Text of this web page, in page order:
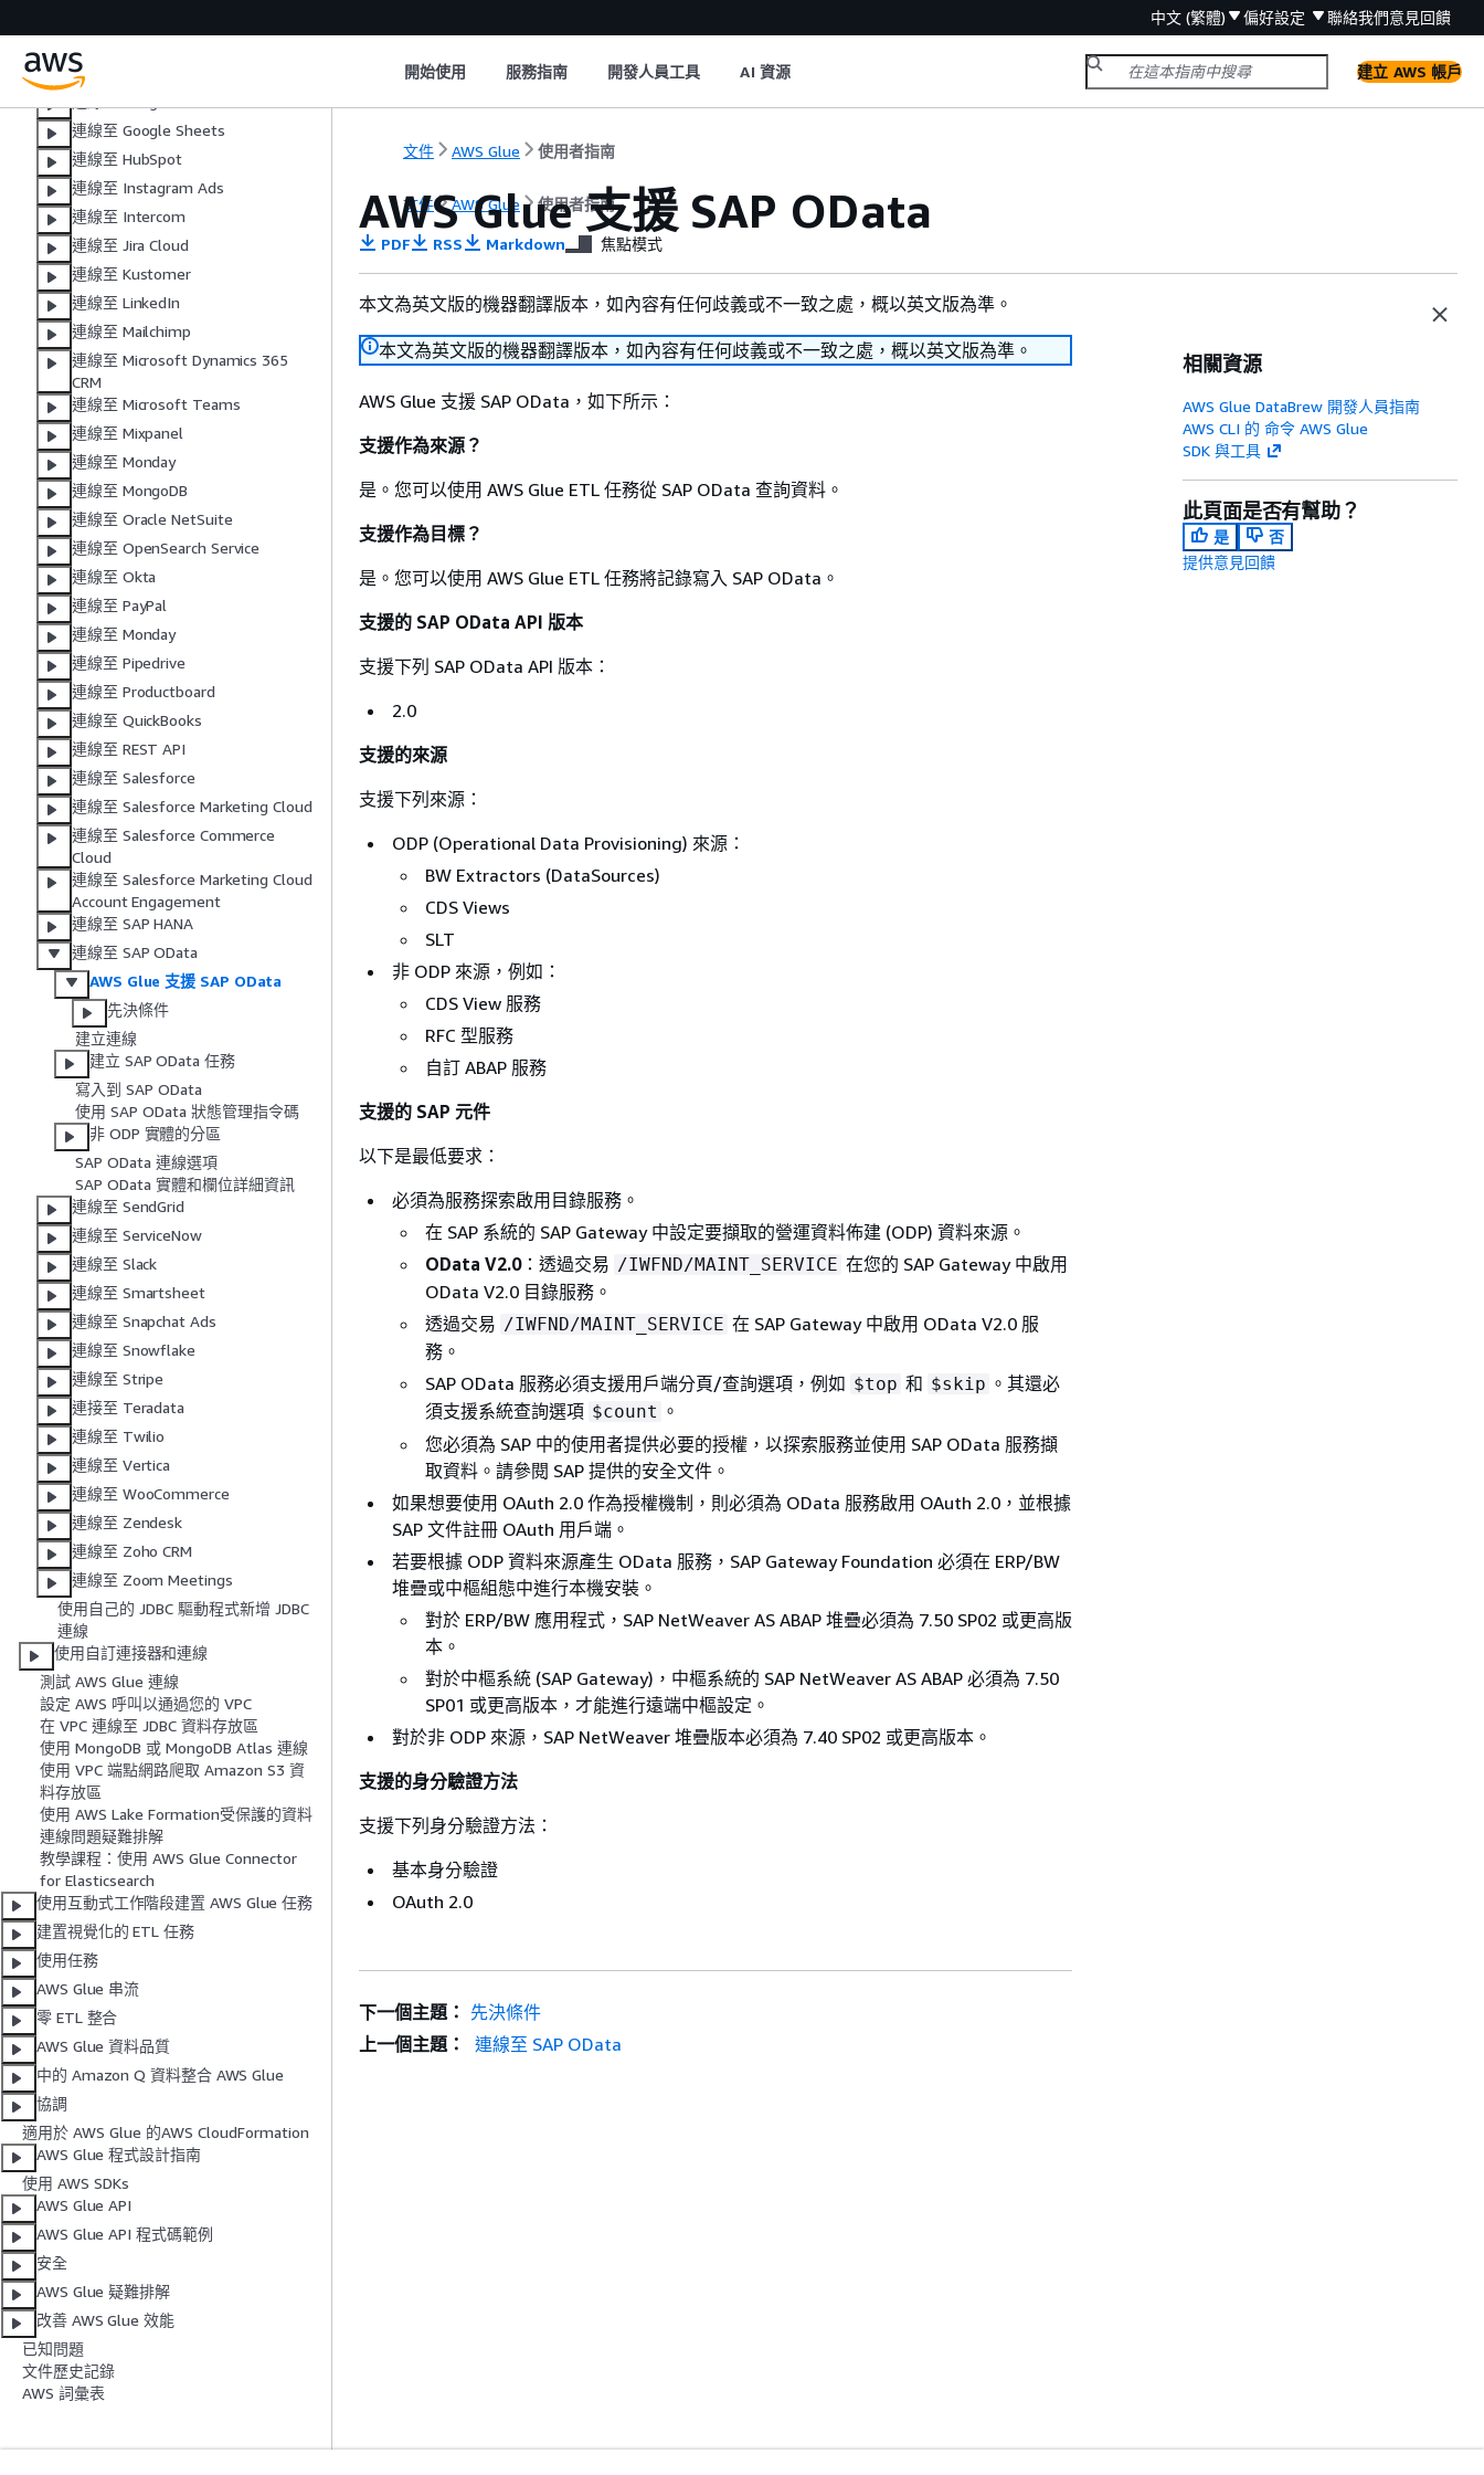
中文 (繁體) 偏好設定 聯絡我們意見回饋
開始使用 服務指南 開發人員工具 AI 資源 建立 AWS 帳戶
連線至 Google BigQuery
連線至 Google Sheets
連線至 HubSpot
連線至 Instagram Ads
連線至 Intercom
連線至 Jira Cloud
連線至 Kustomer
連線至 LinkedIn
連線至 Mailchimp
連線至 Microsoft Dynamics 365
CRM
連線至 Microsoft Teams
連線至 Mixpanel
連線至 Monday
連線至 MongoDB
連線至 Oracle NetSuite
連線至 OpenSearch Service
連線至 Okta
連線至 PayPal
連線至 Monday
連線至 Pipedrive
連線至 Productboard
連線至 QuickBooks
連線至 REST API
連線至 Salesforce
連線至 Salesforce Marketing Cloud
連線至 Salesforce Commerce
Cloud
連線至 Salesforce Marketing Cloud
Account Engagement
連線至 SAP HANA
連線至 SAP OData
AWS Glue 支援 SAP OData
先決條件
建立連線
建立 SAP OData 任務
寫入到 SAP OData
使用 SAP OData 狀態管理指令碼
非 ODP 實體的分區
SAP OData 連線選項
SAP OData 實體和欄位詳細資訊
連線至 SendGrid
連線至 ServiceNow
連線至 Slack
連線至 Smartsheet
連線至 Snapchat Ads
連線至 Snowflake
連線至 Stripe
連接至 Teradata
連線至 Twilio
連線至 Vertica
連線至 WooCommerce
連線至 Zendesk
連線至 Zoho CRM
連線至 Zoom Meetings
使用自己的 JDBC 驅動程式新增 JDBC
連線
使用自訂連接器和連線
測試 AWS Glue 連線
設定 AWS 呼叫以通過您的 VPC
在 VPC 連線至 JDBC 資料存放區
使用 MongoDB 或 MongoDB Atlas 連線
使用 VPC 端點網路爬取 Amazon S3 資
料存放區
使用 AWS Lake Formation受保護的資料
連線問題疑難排解
教學課程：使用 AWS Glue Connector
for Elasticsearch
使用互動式工作階段建置 AWS Glue 任務
建置視覺化的 ETL 任務
使用任務
AWS Glue 串流
零 ETL 整合
AWS Glue 資料品質
中的 Amazon Q 資料整合 AWS Glue
協調
適用於 AWS Glue 的AWS CloudFormation
AWS Glue 程式設計指南
使用 AWS SDKs
AWS Glue API
AWS Glue API 程式碼範例
安全
AWS Glue 疑難排解
改善 AWS Glue 效能
已知問題
文件歷史記錄
AWS 詞彙表
文件 AWS Glue 使用者指南
文件 AWS Glue 使用者指南
AWS Glue 支援 SAP OData
PDF RSS Markdown 焦點模式
本文為英文版的機器翻譯版本，如內容有任何歧義或不一致之處，概以英文版為準。
本文為英文版的機器翻譯版本，如內容有任何歧義或不一致之處，概以英文版為準。
AWS Glue 支援 SAP OData，如下所示：
支援作為來源？
是。您可以使用 AWS Glue ETL 任務從 SAP OData 查詢資料。
支援作為目標？
是。您可以使用 AWS Glue ETL 任務將記錄寫入 SAP OData。
支援的 SAP OData API 版本
支援下列 SAP OData API 版本：
2.0
支援的來源
支援下列來源：
ODP (Operational Data Provisioning) 來源：
BW Extractors (DataSources)
CDS Views
SLT
非 ODP 來源，例如：
CDS View 服務
RFC 型服務
自訂 ABAP 服務
支援的 SAP 元件
以下是最低要求：
必須為服務探索啟用目錄服務。
在 SAP 系統的 SAP Gateway 中設定要擷取的營運資料佈建 (ODP) 資料來源。
OData V2.0：透過交易 /IWFND/MAINT_SERVICE 在您的 SAP Gateway 中啟用
OData V2.0 目錄服務。
透過交易 /IWFND/MAINT_SERVICE 在 SAP Gateway 中啟用 OData V2.0 服
務。
SAP OData 服務必須支援用戶端分頁/查詢選項，例如 $top 和 $skip 。其還必
須支援系統查詢選項 $count 。
您必須為 SAP 中的使用者提供必要的授權，以探索服務並使用 SAP OData 服務擷
取資料。請參閱 SAP 提供的安全文件。
如果想要使用 OAuth 2.0 作為授權機制，則必須為 OData 服務啟用 OAuth 2.0，並根據
SAP 文件註冊 OAuth 用戶端。
若要根據 ODP 資料來源產生 OData 服務，SAP Gateway Foundation 必須在 ERP/BW
堆疊或中樞組態中進行本機安裝。
對於 ERP/BW 應用程式，SAP NetWeaver AS ABAP 堆疊必須為 7.50 SP02 或更高版
本。
對於中樞系統 (SAP Gateway)，中樞系統的 SAP NetWeaver AS ABAP 必須為 7.50
SP01 或更高版本，才能進行遠端中樞設定。
對於非 ODP 來源，SAP NetWeaver 堆疊版本必須為 7.40 SP02 或更高版本。
支援的身分驗證方法
支援下列身分驗證方法：
基本身分驗證
OAuth 2.0
相關資源
AWS Glue DataBrew 開發人員指南
AWS CLI 的 命令 AWS Glue
SDK 與工具
此頁面是否有幫助？
是
否
提供意見回饋
下一個主題： 先決條件
上一個主題：
連線至 SAP OData